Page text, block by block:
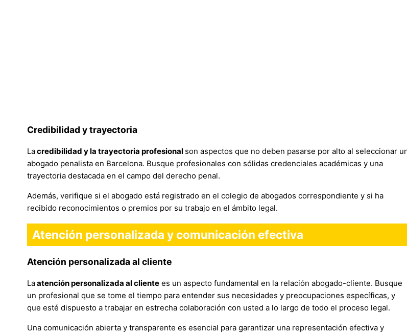
Credibilidad y trayectoria
Lacredibilidad y la trayectoria profesional son aspectos que no deben pasarse por alto al seleccionar
abogado penalista en Barcelona. Busque profesionales con sólidas credenciales académicas y una
trayectoria destacada en el campo del derecho penal.
Además, verifique si el abogado está registrado en el colegio de abogados correspondiente y si ha
recibido reconocimientos o premios por su trabajo en el ámbito legal.
Atención personalizada y comunicación efectiva
Atención personalizada al cliente
Laatención personalizada al cliente es un aspecto fundamental en la relación abogado-cliente. Busque
un profesional que se tome el tiempo para entender sus necesidades y preocupaciones específicas, y
que esté dispuesto a trabajar en estrecha colaboración con usted a lo largo de todo el proceso legal.
Una comunicación abierta y transparente es esencial para garantizar una representación efectiva y